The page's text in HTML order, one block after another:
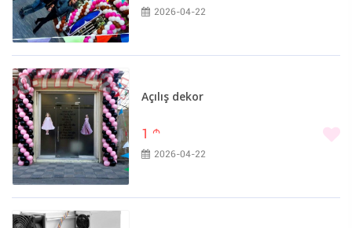
2026-04-22
Açılış dekor
1 m
2026-04-22